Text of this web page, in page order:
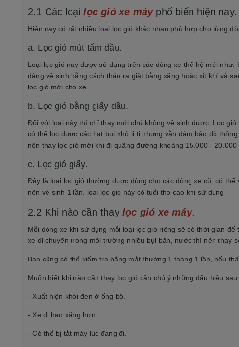
2.1 Các loạilọc gió xe máyphổ biến hiện nay.
Hiện nay có rất nhiều loại lọc gió khác nhau phù hợp cho từng
a. Lọc gió mút tẩm dầu.
Loại lọc gió này được sử dụng trên các dòng xe thế hệ mới
dàng vệ sinh bằng cách tháo ra giặt bằng xăng hoặc xịt khí và
lọc gió mới cho xe
b. Lọc gió bằng giấy dầu.
Đối với loại này thì chỉ thay mới chứ không vệ sinh được. Lọc
có thể lọc được các hạt bụi nhỏ li ti nhưng vẫn đảm bảo độ
nên thay lọc gió mới khi đi quãng đường khoảng 15.000 - 20.000
c. Lọc gió giấy.
Đây là loại lọc gió thường được dùng cho các dòng xe cũ, có
nên vệ sinh 1 lần, loại lọc gió này có tuổi thọ cao khi sử dụng
2.2 Khi nào cần thaylọc gió xe máy.
Mỗi dòng xe khi sử dụng mỗi loại lọc gió riêng sẽ có thời gian
xe di chuyển trong môi trường nhiều bụi bẩn, nước thì nên thay
Bạn cũng có thể kiểm tra bằng mắt thường 1 tháng 1 lần, nếu
Muốn biết khi nào cần thay lọc gió cần chú ý những dấu hiệu sau:
- Xuất hiện khói đen ở ống bô.
- Xe đi hao xăng hơn.
- Có thể bị tắt máy lúc đang đi.